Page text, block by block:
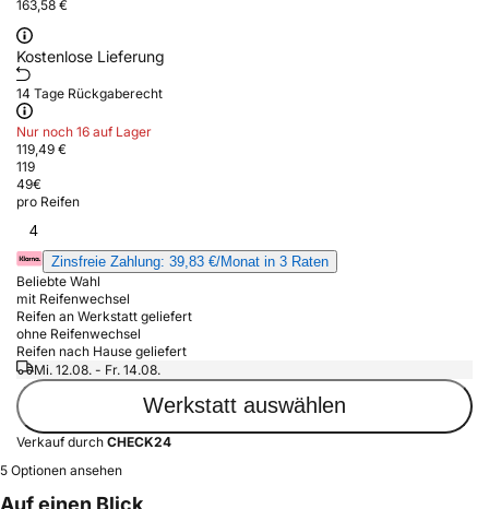
163,58 €
Kostenlose Lieferung
14 Tage Rückgaberecht
Nur noch 16 auf Lager
119,49 €
119
49€
pro Reifen
4
Zinsfreie Zahlung: 39,83 €/Monat in 3 Raten
Beliebte Wahl
mit Reifenwechsel
Reifen an Werkstatt geliefert
ohne Reifenwechsel
Reifen nach Hause geliefert
Mi. 12.08. - Fr. 14.08.
Werkstatt auswählen
Verkauf durch CHECK24
5 Optionen ansehen
Auf einen Blick